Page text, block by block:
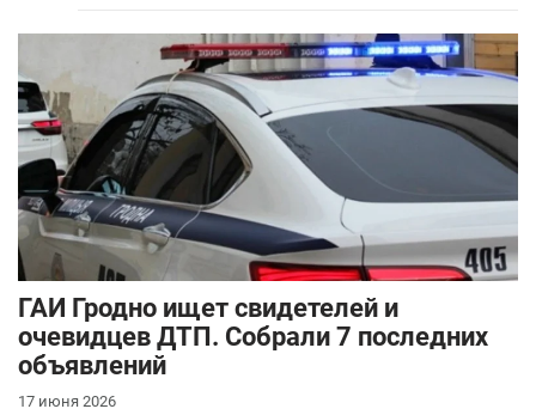
ГАИ Гродно ищет свидетелей и
очевидцев ДТП. Собрали 7 последних
объявлений
17 июня 2026